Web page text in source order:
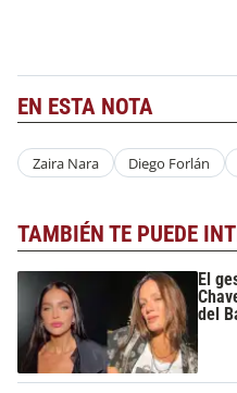
EN ESTA NOTA
Zaira Nara Diego Forlán
TAMBIÉN TE PUEDE
El
del